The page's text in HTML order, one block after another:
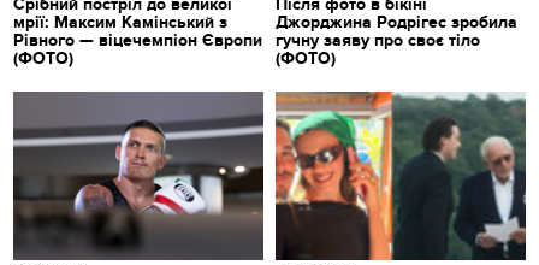
Срібний постріл до великої
мрії: Максим Камінський з
Рівного — віцечемпіон Європи
(ФОТО)
Після фото в бікіні
Джорджина Родрігес зробила
гучну заяву про своє тіло
(ФОТО)